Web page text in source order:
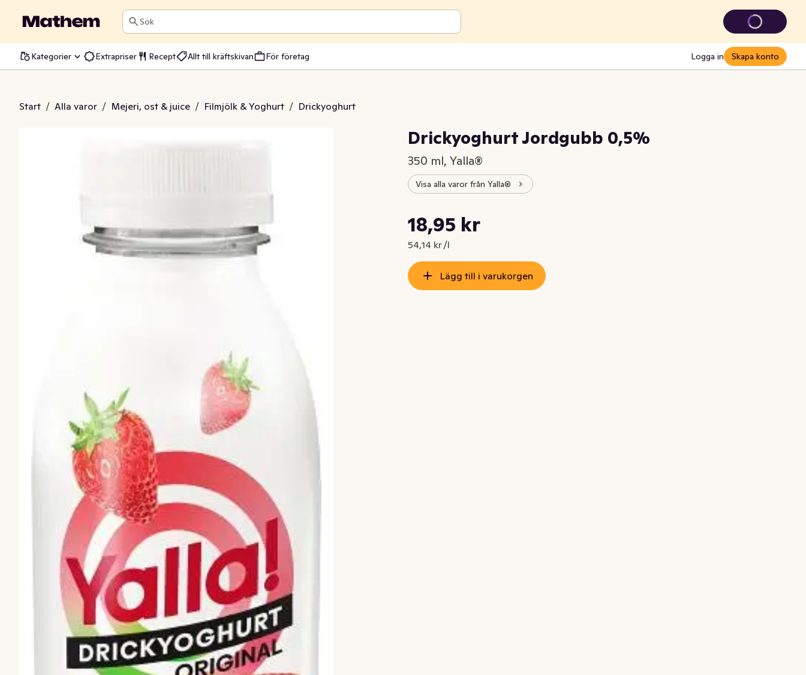
Sök
Kategorier Extrapriser Recept Allt till kräftskivan För företag Logga in Skapa konto
Start / Alla varor / Mejeri, ost & juice / Filmjölk & Yoghurt / Drickyoghurt
Jordgubb 0,5%
Drickyoghurt Jordgubb 0,5%
350 ml, Yalla®
Visa alla varor från Yalla®
Nuvarande pris är: 18,95 kr
18,95 kr
54,14 kr /l
Styckpris: 54,14 kr /l
Lägg till i varukorgen